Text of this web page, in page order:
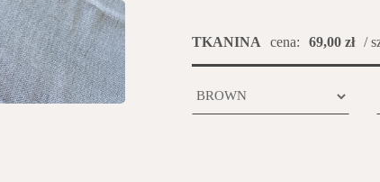
TKANINA cena: 69,00 zł /